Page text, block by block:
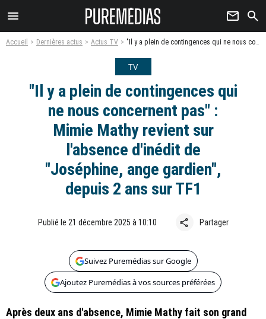
menu newsletter search
Accueil Dernières actus Actus TV "Il y a plein de contingences qui ne nous concernent pas" : Mimie Mathy revient sur l'absence d'inédit de "Joséphine, ange gardien", depuis 2 ans sur TF1
TV
"Il y a plein de contingences qui
ne nous concernent pas" :
Mimie Mathy revient sur
l'absence d'inédit de
"Joséphine, ange gardien",
depuis 2 ans sur TF1
Publié le 21 décembre 2025 à 10:10 share Partager
Suivez Puremédias sur Google
Ajoutez Puremédias à vos sources préférées
Après deux ans d'absence, Mimie Mathy fait son grand